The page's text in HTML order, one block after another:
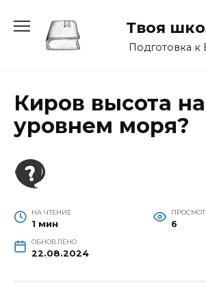
содержанию
Твоя
Подготовка к
Киров высота
уровнем моря?
НА ЧТЕНИЕ
1 мин 6
ОБНОВЛЕНО
22.08.2024